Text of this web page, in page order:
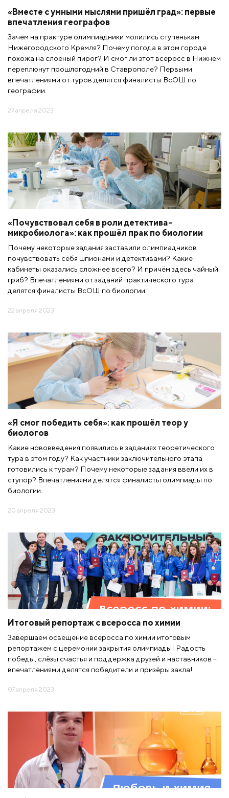
«Вместе с умными мыслями пришёл град»: первые
впечатления географов
Зачем на практуре олимпиадники молились ступенькам
Нижегородского Кремля? Почему погода в этом городе
похожа на слоёный пирог? И смог ли этот всеросс в Нижнем
переплюнут прошлогодний в Ставрополе? Первыми
впечатлениями от туров делятся финалисты ВсОШ по
географии.
27 апреля 2023
«Почувствовал себя в роли детектива-
микробиолога»: как прошёл прак по биологии
Почему некоторые задания заставили олимпиадников
почувствовать себя шпионами и детективами? Какие
кабинеты оказались сложнее всего? И причём здесь чайный
гриб? Впечатлениями от заданий практического тура
делятся финалисты ВсОШ по биологии.
22 апреля 2023
«Я смог победить себя»: как прошёл теор у
биологов
Какие нововведения появились в заданиях теоретического
тура в этом году? Как участники заключительного этапа
готовились к турам? Почему некоторые задания ввели их в
ступор? Впечатлениями делятся финалисты олимпиады по
биологии.
20 апреля 2023
Итоговый репортаж с всеросса по химии
Завершаем освещение всеросса по химии итоговым
репортажем с церемонии закрытия олимпиады! Радость
победы, слёзы счастья и поддержка друзей и наставников –
впечатлениями делятся победители и призёры закла!
07 апреля 2023